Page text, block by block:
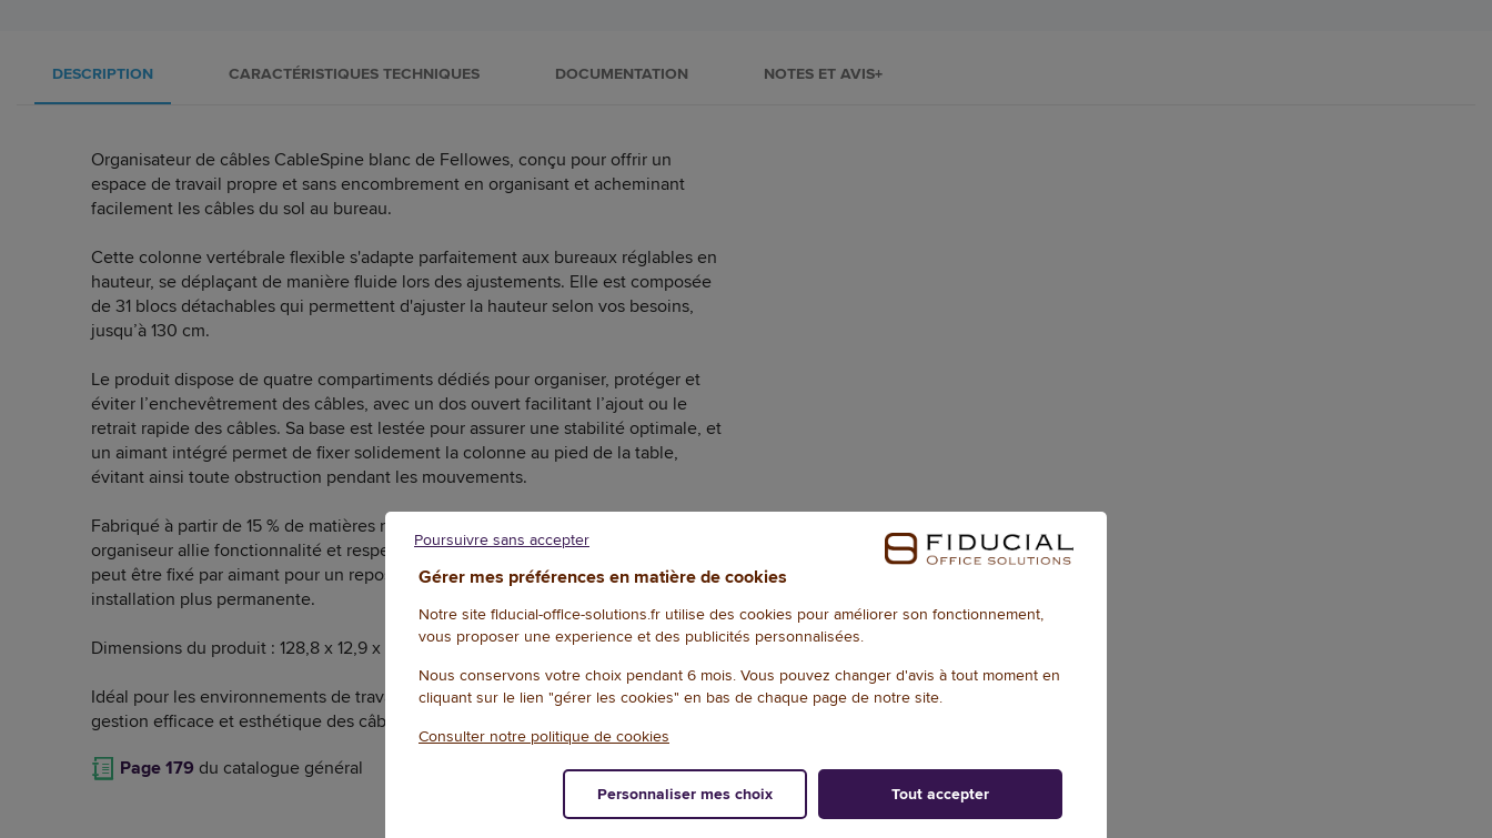
DESCRIPTION CARACTÉRISTIQUES TECHNIQUES DOCUMENTATION NOTES ET AVIS+
Organisateur de câbles CableSpine blanc de Fellowes, conçu pour offrir un
espace de travail propre et sans encombrement en organisant et acheminant
facilement les câbles du sol au bureau.
Cette colonne vertébrale flexible s'adapte parfaitement aux bureaux réglables en
hauteur, se déplaçant de manière fluide lors des ajustements. Elle est composée
de 31 blocs détachables qui permettent d'ajuster la hauteur selon vos besoins,
jusqu’à 130 cm.
Le produit dispose de quatre compartiments dédiés pour organiser, protéger et
éviter l’enchevêtrement des câbles, avec un dos ouvert facilitant l’ajout ou le
retrait rapide des câbles. Sa base est lestée pour assurer une stabilité optimale, et
un aimant intégré permet de fixer solidement la colonne au pied de la table,
évitant ainsi toute obstruction pendant les mouvements.
Fabriqué à partir de 15 % de matières recyclées post-consommation, cet
organiseur allie fonctionnalité et respect de l’environnement. Facile à installer, il
peut être fixé par aimant pour un repositionnement rapide ou par vis pour une
installation plus permanente.
Dimensions du produit : 128,8 x 12,9 x 10,7 cm. Poids : 0,91 kg. Garantie 5 ans.
Idéal pour les environnements de travail modernes, ce câble spine assure une
gestion efficace et esthétique des câbles sous votre bureau.
Page 179 du catalogue général
Gérer mes préférences en matière de cookies
Notre site fiducial-office-solutions.fr utilise des cookies pour améliorer son fonctionnement,
vous proposer une experience et des publicités personnalisées.
Nous conservons votre choix pendant 6 mois. Vous pouvez changer d'avis à tout moment en
cliquant sur le lien "gérer les cookies" en bas de chaque page de notre site.
Consulter notre politique de cookies
Poursuivre sans accepter
Personnaliser mes choix Tout accepter